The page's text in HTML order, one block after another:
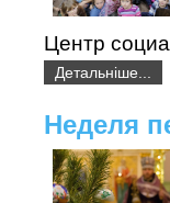
Центр
Детальніше...
Неделя